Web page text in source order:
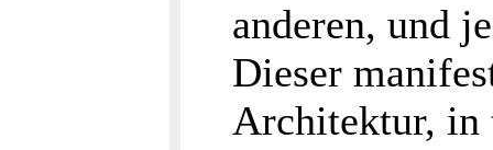
anderen, und
Dieser
Architektur, in